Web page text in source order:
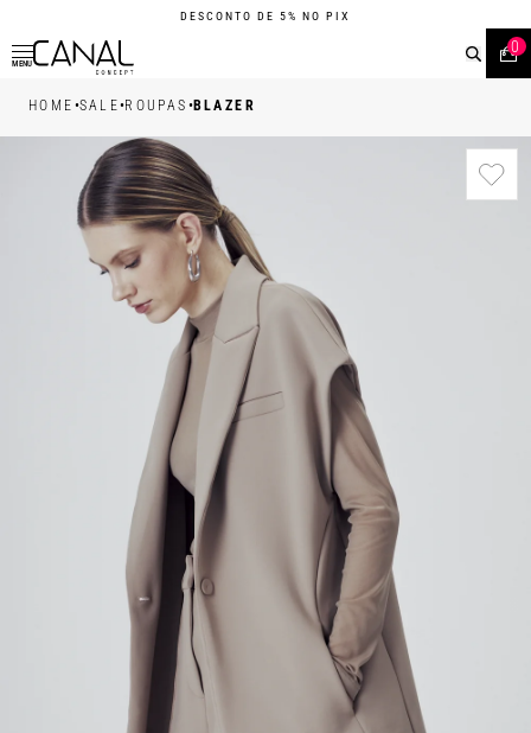
DESCONTO DE 5% NO PIX
MENU
0
HOME •SALE•ROUPAS •BLAZER